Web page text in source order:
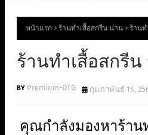
หน้าแรก ร้านทําเสื้อสกรีน น่าน ร้าน
ร้านทําเสื้อสกรี
Premium-DTG กุมภาพันธ์ 15,
คุณกำลังมองหาร้าน